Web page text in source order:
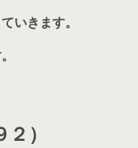
いきます。
）